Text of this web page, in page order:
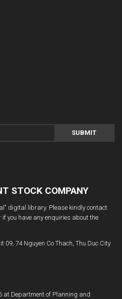
SUBMIT
STOCK COMPANY
digital library. Please kindly contact
you have any enquiries about the
09, 74 Nguyen Co Thach, Thu Duc City
at Department of Planning and